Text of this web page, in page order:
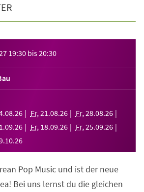
19:30 bis20:30
.08.26 Fr, 21 .08.26 Fr, 28.08.26
.09.26 Fr, 18.09.26 Fr, 25.09.26
.10.26
Pop Music und ist der neue
Bei uns lernst du die gleichen